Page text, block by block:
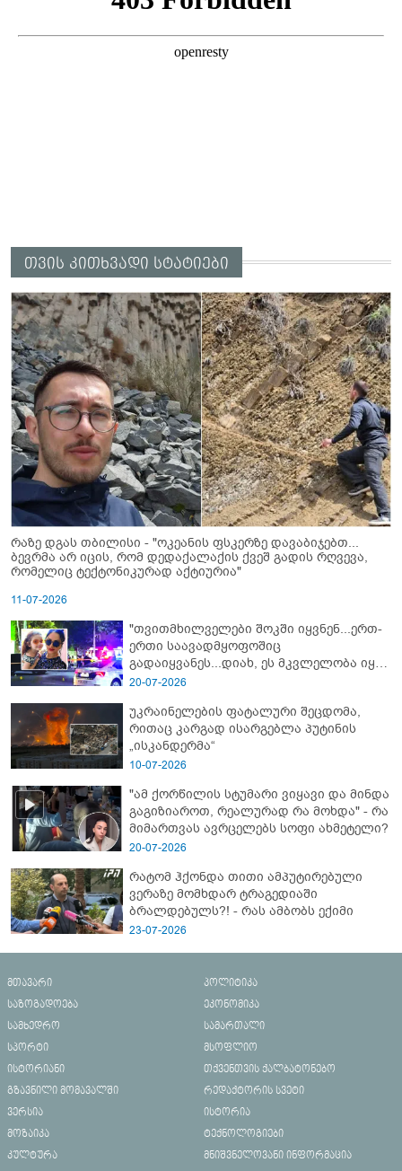
თვის კითხვადი სტატიები
რაზე დგას თბილისი - "ოკეანის ფსკერზე დავაბიჯებთ...
ბევრმა არ იცის, რომ დედაქალაქის ქვეშ გადის რღვევა,
რომელიც ტექტონიკურად აქტიურია"
11-07-2026
"თვითმხილველები შოკში იყვნენ...ერთ-
ერთი საავადმყოფოშიც
გადაიყვანეს...დიახ, ეს მკვლელობა იყო"
- გორში დატრიალებული ტრაგედიის
20-07-2026
უკრაინელების ფატალური შეცდომა,
რითაც კარგად ისარგებლა პუტინის
„ისკანდერმა“
10-07-2026
"ამ ქორწილის სტუმარი ვიყავი და მინდა
გაგიზიაროთ, რეალურად რა მოხდა" - რა
მიმართვას ავრცელებს სოფი ახმეტელი?
20-07-2026
რატომ ჰქონდა თითი ამპუტირებული
ვერაზე მომხდარ ტრაგედიაში
ბრალდებულს?! - რას ამბობს ექიმი
23-07-2026
მთავარი
პოლიტიკა
საზოგადოება
ეკონომიკა
სამხედრო
სამართალი
სპორტი
მსოფლიო
ისტორიანი
თქვენთვის ქალბატონებო
გზავნილი მომავალში
რედაქტორის სვეტი
ვერსია
ისტორია
მოზაიკა
ტექნოლოგიები
კულტურა
მნიშვნელოვანი ინფორმაცია